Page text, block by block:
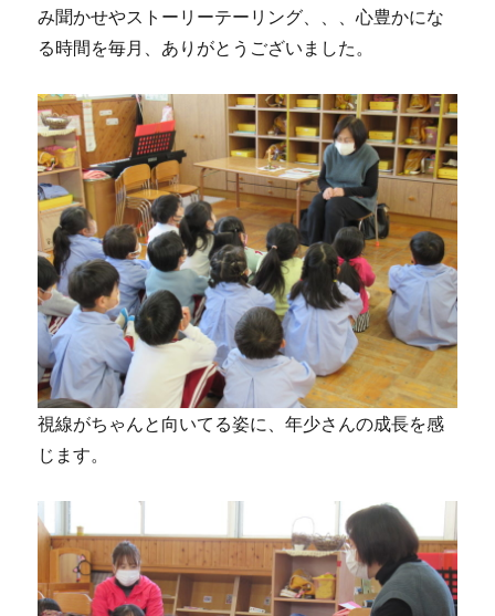
み聞かせやストーリーテーリング、、、心豊かにな
る時間を毎月、ありがとうございました。
視線がちゃんと向いてる姿に、年少さんの成長を感
じます。